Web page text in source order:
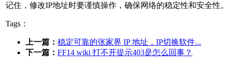
记住，修改IP地址时要谨慎操作，确保网络的稳定性和安全性。
Tags：
上一篇： 稳定可靠的张家界 IP 地址，IP切换软件...
下一篇： FF14 wiki 打不开提示403是怎么回事？